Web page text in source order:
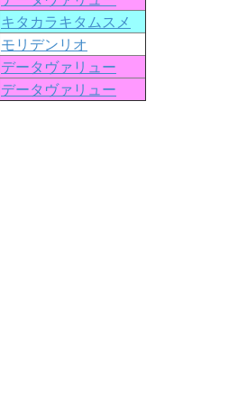
キタカラキタムスメ
モリデンリオ
データヴァリュー
データヴァリュー